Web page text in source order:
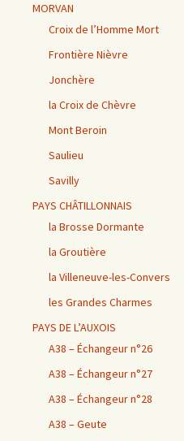
MORVAN
Croix de l’Homme Mort
Frontière Nièvre
Jonchère
la Croix de Chèvre
Mont Beroin
Saulieu
Savilly
PAYS CHÂTILLONNAIS
la Brosse Dormante
la Groutière
la Villeneuve-les-Convers
les Grandes Charmes
PAYS DE L’AUXOIS
A38 – Échangeur n°26
A38 – Échangeur n°27
A38 – Échangeur n°28
A38 – Geute